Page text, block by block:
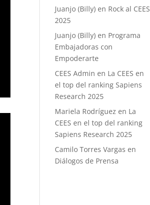
Juanjo (Billy) en Rock al CEES
2025
Juanjo (Billy) en Programa
Embajadoras con
Empoderarte
CEES Admin en La CEES en
el top del ranking Sapiens
Research 2025
Mariela Rodríguez en La
CEES en el top del ranking
Sapiens Research 2025
Camilo Torres Vargas en
Diálogos de Prensa